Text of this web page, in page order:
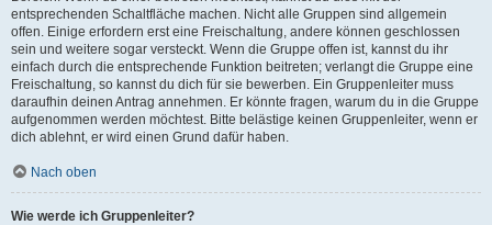
entsprechenden Schaltfläche machen. Nicht alle Gruppen sind allgemein
offen. Einige erfordern erst eine Freischaltung, andere können geschlossen
sein und weitere sogar versteckt. Wenn die Gruppe offen ist, kannst du ihr
einfach durch die entsprechende Funktion beitreten; verlangt die Gruppe eine
Freischaltung, so kannst du dich für sie bewerben. Ein Gruppenleiter muss
daraufhin deinen Antrag annehmen. Er könnte fragen, warum du in die Gruppe
aufgenommen werden möchtest. Bitte belästige keinen Gruppenleiter, wenn er
dich ablehnt, er wird einen Grund dafür haben.
Nach oben
Wie werde ich Gruppenleiter?